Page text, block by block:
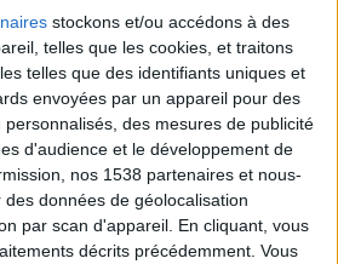
stockons et/ou accédons à des
telles que les cookies, et traitons
telles que des identifiants uniques et
envoyées par un appareil pour des
des mesures de publicité
d'audience et le développement de
nos 1538 partenaires et nous-
données de géolocalisation
par scan d'appareil. En cliquant, vous
décrits précédemment. Vous
direct Voir tout